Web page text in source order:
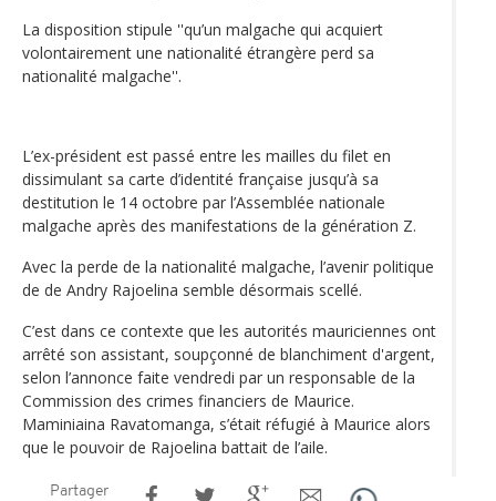
La disposition stipule ''qu’un malgache qui acquiert
volontairement une nationalité étrangère perd sa
nationalité malgache''.
L’ex-président est passé entre les mailles du filet en
dissimulant sa carte d’identité française jusqu’à sa
destitution le 14 octobre par l’Assemblée nationale
malgache après des manifestations de la génération Z.
Avec la perde de la nationalité malgache, l’avenir politique
de de Andry Rajoelina semble désormais scellé.
C’est dans ce contexte que les autorités mauriciennes ont
arrêté son assistant, soupçonné de blanchiment d'argent,
selon l’annonce faite vendredi par un responsable de la
Commission des crimes financiers de Maurice.
Maminiaina Ravatomanga, s’était réfugié à Maurice alors
que le pouvoir de Rajoelina battait de l’aile.
Partager